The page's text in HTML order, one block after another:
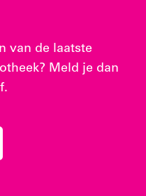
van de laatste
Meld je dan